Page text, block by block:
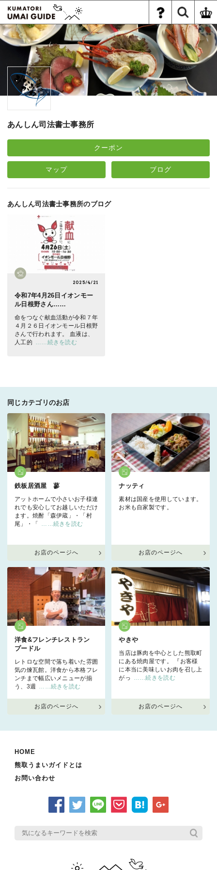
あんしん司法書士事務所
クーポン
マップ ブログ
あんしん司法書士事務所のブログ
2025/4/21
令和7年4月26日イオンモー
ル日根野さん……
命をつなぐ献血活動が令和７年
４月２６日イオンモール日根野
さんで行われます。 血液は、
人工的 ……続きを読む
同じカテゴリのお店
鉄板居酒屋 蓼
アットホームで小さいお子様連
れでも安心してお越しいただけ
ます。焼酎「森伊蔵」・「村
尾」・「
……続きを読む
お店のページへ
ナッティ
素材は国産を使用しています。
お米も自家製です。
お店のページへ
洋食&フレンチレストラン
プードル
レトロな空間で落ち着いた雰囲
気の煉瓦館。洋食から本格フレ
ンチまで幅広いメニューが揃
う、3週 ……続きを読む
お店のページへ
やきや
当店は豚肉を中心とした熊取町
にある焼肉屋です。 『お客様
に本当に美味しいお肉を召し上
がっ ……続きを読む
お店のページへ
HOME
熊取うまいガイドとは
お問い合わせ